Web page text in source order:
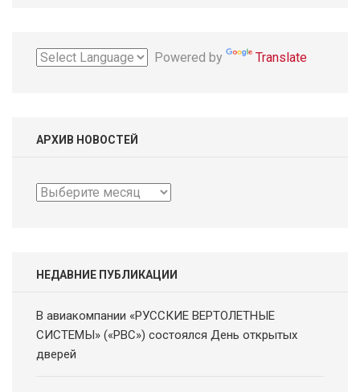
Powered by Translate
АРХИВ НОВОСТЕЙ
Архив
НЕДАВНИЕ ПУБЛИКАЦИИ
В авиакомпании «РУССКИЕ ВЕРТОЛЕТНЫЕ
СИСТЕМЫ» («РВС») состоялся День открытых
дверей